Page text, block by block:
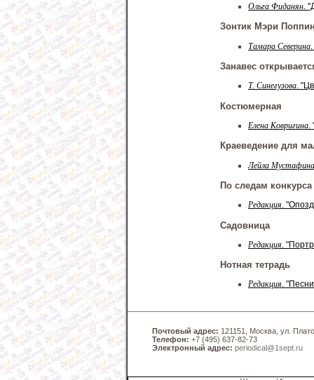
Ольга Фиданян.
Зонтик Мэри
Тамара Северина
Занавес
Т. Синегузова.
Костюмерная
Елена Ковригина.
Краеведение для
Лейла Мустафина
По следам конкурса
Редакция.
Садовница
Редакция.
Нотная тетрадь
Редакция.
Почтовый адрес: 121151, Москва, ул.
Телефон: +7 (495) 637-82-73
Электронный адрес: periodical@1sept.ru